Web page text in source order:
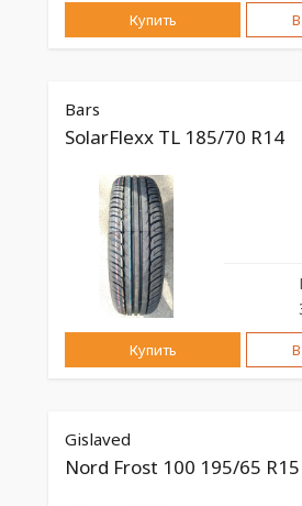
Купить
Bars
SolarFlexx TL 185/70 R14
Купить
Gislaved
Nord Frost 100 195/65 R15